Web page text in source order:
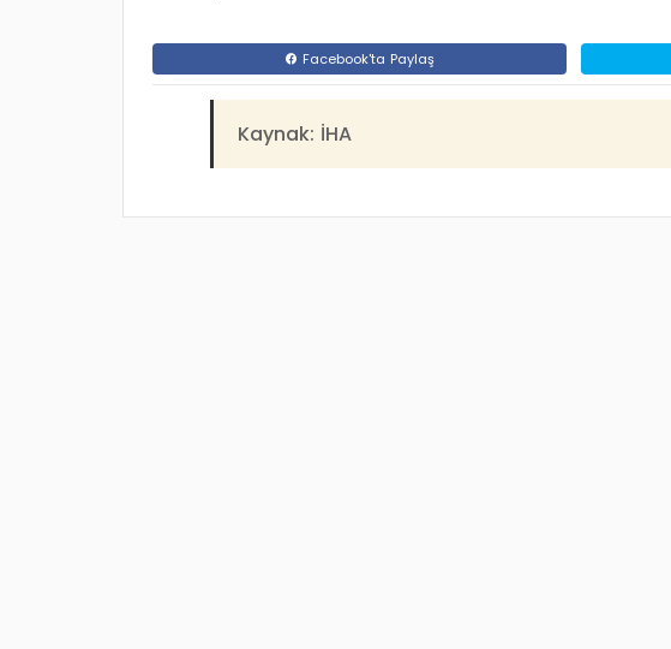
Facebook'ta Paylaş
Kaynak: İHA